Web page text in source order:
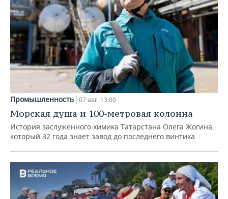
Промышленность 07 авг, 13:00
Морская душа и 100-метровая колонна
История заслуженного химика Татарстана Олега Жогина,
который 32 года знает завод до последнего винтика